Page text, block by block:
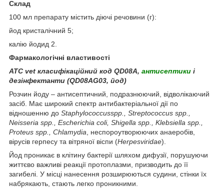
Склад
100 мл препарату містить діючі речовини (г):
йод кристалічний 5;
калію йодид 2.
Фармакологічні властивості
АТС vet класифікаційний код QD08A, антисептики і
дезінфектанти (QD08AG03, йод)
Розчин йоду – антисептичний, подразнюючий, відволікаючий
засіб. Має широкий спектр антибактеріальної дії по
відношенню до Staphylococcusspp., Streptococcus spp.,
Neisseria spp., Escherichia coli, Shigella spp., Klebsiella spp.,
Proteus spp., Chlamydia, неспороутворюючих анаеробів,
вірусів герпесу та вітряної віспи (Herpesviridae).
Йод проникає в клітину бактерії шляхом дифузії, порушуючи
життєво важливі реакції протоплазми, призводить до її
загибелі. У місці нанесення розширюються судини, стінки їх
набрякають, стають легко проникними.